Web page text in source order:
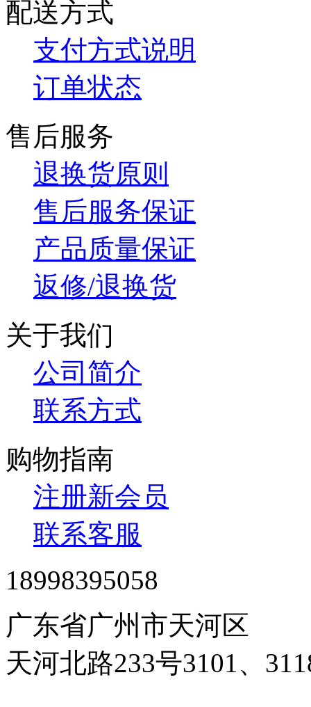
配送方式
支付方式说明
订单状态
售后服务
退换货原则
售后服务保证
产品质量保证
返修/退换货
关于我们
公司简介
联系方式
购物指南
注册新会员
联系客服
18998395058
广东省广州市天河区
天河北路233号3101、